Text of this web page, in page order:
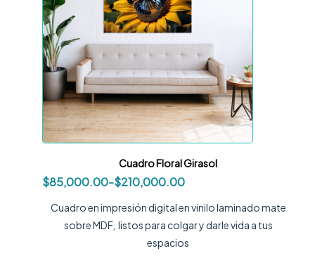
Cuadro Floral Girasol
$85,000.00-$210,000.00
Cuadro en impresión digital en vinilo laminado mate
sobre MDF, listos para colgar y darle vida a tus
espacios